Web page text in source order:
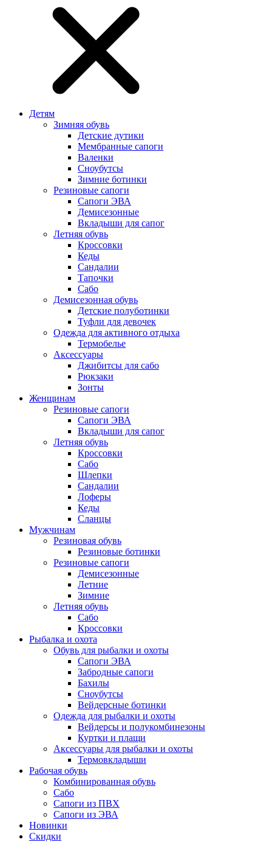
Детям
Зимняя обувь
Детские дутики
Мембранные сапоги
Валенки
Сноубутсы
Зимние ботинки
Резиновые сапоги
Сапоги ЭВА
Демисезонные
Вкладыши для сапог
Летняя обувь
Кроссовки
Кеды
Сандалии
Тапочки
Сабо
Демисезонная обувь
Детские полуботинки
Туфли для девочек
Одежда для активного отдыха
Термобелье
Аксессуары
Джибитсы для сабо
Рюкзаки
Зонты
Женщинам
Резиновые сапоги
Cапоги ЭВА
Вкладыши для сапог
Летняя обувь
Кроссовки
Сабо
Шлепки
Сандалии
Лоферы
Кеды
Сланцы
Мужчинам
Резиновая обувь
Резиновые ботинки
Резиновые сапоги
Демисезонные
Летние
Зимние
Летняя обувь
Сабо
Кроссовки
Рыбалка и охота
Обувь для рыбалки и охоты
Сапоги ЭВА
Забродные сапоги
Бахилы
Сноубутсы
Вейдерсные ботинки
Одежда для рыбалки и охоты
Вейдерсы и полукомбинезоны
Куртки и плащи
Аксессуары для рыбалки и охоты
Термовкладыши
Рабочая обувь
Комбинированная обувь
Сабо
Сапоги из ПВХ
Сапоги из ЭВА
Новинки
Скидки